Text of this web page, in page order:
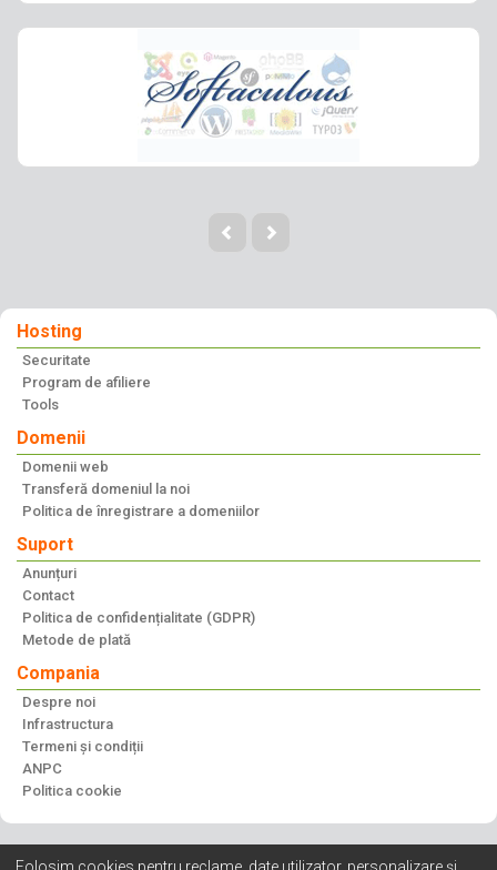
Hosting
Securitate
Program de afiliere
Tools
Domenii
Domenii web
Transferă domeniul la noi
Politica de înregistrare a domeniilor
Suport
Anunțuri
Contact
Politica de confidențialitate (GDPR)
Metode de plată
Compania
Despre noi
Infrastructura
Termeni și condiții
ANPC
Politica cookie